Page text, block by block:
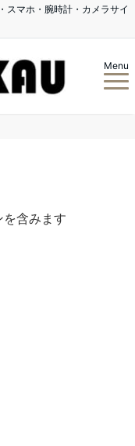
スマホ・腕時計・カメラサイ
Menu
含みます